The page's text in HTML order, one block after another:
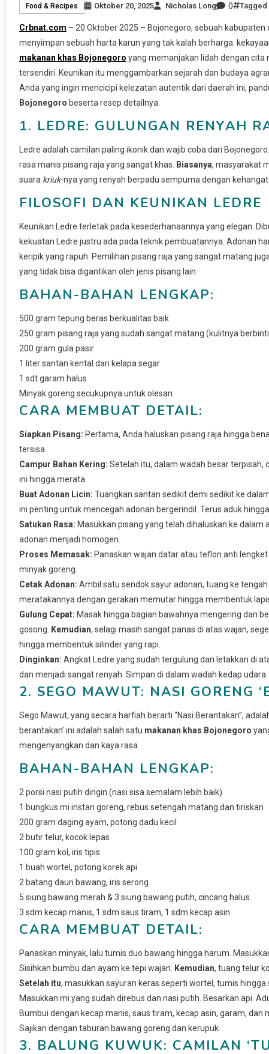
Food & Recipes Oktober 20, 2025 Nicholas Long 0 Tagged
Crbnat.com – 20 Oktober 2025 – Bojonegoro, sebuah
menyimpan sebuah harta karun yang tak kalah berharga:
makanan khas Bojonegoro yang memanjakan lidah dengan cita
tersendiri. Keunikan itu menggambarkan sejarah dan budaya
Anda yang ingin mencicipi kelezatan autentik dari daerah ini,
Bojonegoro beserta resep detailnya.
1. LEDRE: GULUNGAN RENYAH
Ledre adalah camilan paling ikonik dan wajib coba dari
rasa manis pisang raja yang sangat khas.
Biasanya, masyarakat
suara kriuk-nya yang renyah berpadu sempurna dengan
FILOSOFI DAN KEUNIKAN LEDRE
Keunikan Ledre terletak pada kesederhanaannya yang elegan.
kekuatan Ledre justru ada pada teknik pembuatannya. Adonan
keripik yang rapuh. Pemilihan pisang raja yang sangat matang
yang tidak bisa digantikan oleh jenis pisang lain.
BAHAN-BAHAN LENGKAP:
500 gram tepung beras berkualitas baik
250 gram pisang raja yang sudah sangat matang (kulitnya
200 gram gula pasir
1 liter santan kental dari kelapa segar
1 sdt garam halus
Minyak goreng secukupnya untuk olesan
CARA MEMBUAT DETAIL:
Siapkan Pisang: Pertama, Anda haluskan pisang raja hingga
tersisa.
Campur Bahan Kering: Setelah itu, dalam wadah besar terpisah,
ini hingga merata.
Buat Adonan Licin: Tuangkan santan sedikit demi sedikit ke
ini penting untuk mencegah adonan bergerindil. Terus aduk
Satukan Rasa: Masukkan pisang yang telah dihaluskan ke
adonan menjadi homogen.
Proses Memasak: Panaskan wajan datar atau teflon anti
minyak goreng.
Cetak Adonan: Ambil satu sendok sayur adonan, tuang ke
meratakannya dengan gerakan memutar hingga membentuk
Gulung Cepat: Masak hingga bagian bawahnya mengering dan
gosong.
Kemudian, selagi masih sangat panas di atas wajan,
hingga membentuk silinder yang rapi.
Dinginkan: Angkat Ledre yang sudah tergulung dan letakkan di
dan menjadi sangat renyah. Simpan di dalam wadah kedap udara.
2. SEGO MAWUT: NASI GORENG
Sego Mawut, yang secara harfiah berarti “Nasi Berantakan”,
berantakan’ ini adalah salah satu makanan khas Bojonegoro
mengenyangkan dan kaya rasa.
BAHAN-BAHAN LENGKAP:
2 porsi nasi putih dingin (nasi sisa semalam lebih baik)
1 bungkus mi instan goreng, rebus setengah matang dan tiriskan
200 gram daging ayam, potong dadu kecil
2 butir telur, kocok lepas
100 gram kol, iris tipis
1 buah wortel, potong korek api
2 batang daun bawang, iris serong
5 siung bawang merah & 3 siung bawang putih, cincang halus
3 sdm kecap manis, 1 sdm saus tiram, 1 sdm kecap asin
CARA MEMBUAT DETAIL:
Panaskan minyak, lalu tumis duo bawang hingga harum.
Sisihkan bumbu dan ayam ke tepi wajan.
Kemudian, tuang telur
Setelah itu, masukkan sayuran keras seperti wortel, tumis
Masukkan mi yang sudah direbus dan nasi putih. Besarkan api.
Bumbui dengan kecap manis, saus tiram, kecap asin, garam,
Sajikan dengan taburan bawang goreng dan kerupuk.
3. BALUNG KUWUK: CAMILAN